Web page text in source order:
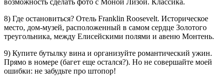
возможность сделать фото с Моной Лизой. Классика.
8) Где остановиться? Отель Franklin Roosevelt. Историческое
место, дом-музей, расположенный в самом сердце Золотого
треугольника, между Елисейскими полями и авеню Монтень.
9) Купите бутылку вина и организуйте романтический ужин.
Прямо в номере (багет еще остался?). Но не совершайте моей
ошибки: не забудьте про штопор!